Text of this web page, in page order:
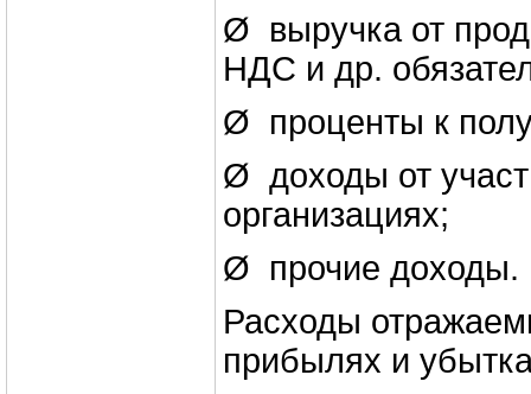
Ø выручка от
НДС и др.
Ø проценты к
Ø доходы от
организациях;
Ø прочие доходы.
Расходы
прибылях и